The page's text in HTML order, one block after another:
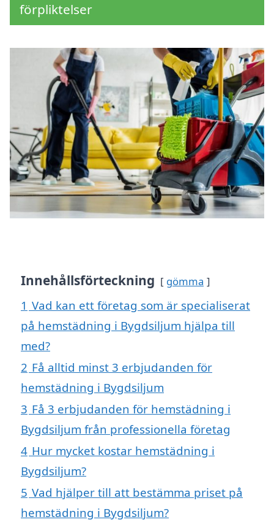
förpliktelser
Innehållsförteckning gömma
1 Vad kan ett företag som är specialiserat
på hemstädning i Bygdsiljum hjälpa till
med?
2 Få alltid minst 3 erbjudanden för
hemstädning i Bygdsiljum
3 Få 3 erbjudanden för hemstädning i
Bygdsiljum från professionella företag
4 Hur mycket kostar hemstädning i
Bygdsiljum?
5 Vad hjälper till att bestämma priset på
hemstädning i Bygdsiljum?